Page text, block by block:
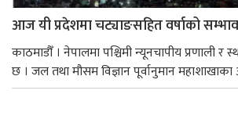
आज यी प्रदेशमा चट्याङसहित वर्षाको
काठमाडौँ । नेपालमा पश्चिमी न्यूनचापीय प्रणाली र
छ । जल तथा मौसम विज्ञान पूर्वानुमान